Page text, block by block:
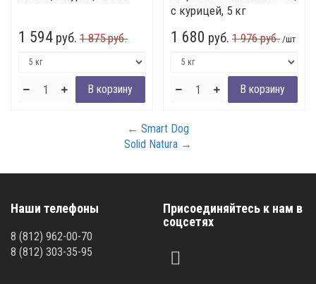
1 594 руб. 1 875 руб.
с курицей, 5 кг
1 680 руб. 1 976 руб. /шт
← Smart Dog
Solid Natura →
Наши телефоны
8 (812) 962-00-70
8 (812) 303-35-95
Присоединяйтесь к нам в
соцсетях